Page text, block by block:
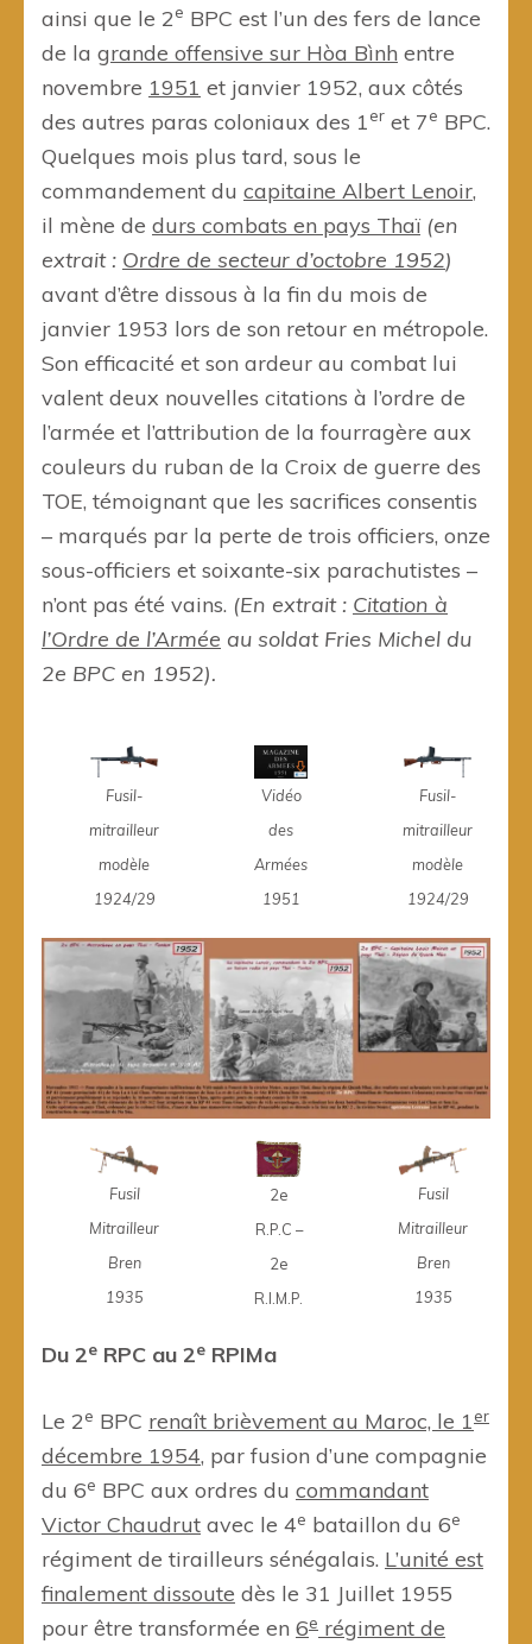
ainsi que le 2e BPC est l’un des fers de lance
de la grande offensive sur Hòa Bình entre
novembre 1951 et janvier 1952, aux côtés
des autres paras coloniaux des 1er et 7e BPC.
Quelques mois plus tard, sous le
commandement du capitaine Albert Lenoir,
il mène de durs combats en pays Thaï (en
extrait : Ordre de secteur d’octobre 1952)
avant d’être dissous à la fin du mois de
janvier 1953 lors de son retour en métropole.
Son efficacité et son ardeur au combat lui
valent deux nouvelles citations à l’ordre de
l’armée et l’attribution de la fourragère aux
couleurs du ruban de la Croix de guerre des
TOE, témoignant que les sacrifices consentis
– marqués par la perte de trois officiers, onze
sous-officiers et soixante-six parachutistes –
n’ont pas été vains. (En extrait : Citation à
l’Ordre de l’Armée au soldat Fries Michel du
2e BPC en 1952).
Fusil-
mitrailleur
modèle
1924/29
Vidéo
des
Armées
1951
Fusil-
mitrailleur
modèle
1924/29
Fusil
Mitrailleur
Bren
1935
2e
R.P.C –
2e
R.I.M.P.
Fusil
Mitrailleur
Bren
1935
Du 2e RPC au 2e RPIMa
Le 2e BPC renaît brièvement au Maroc, le 1er
décembre 1954, par fusion d’une compagnie
du 6e BPC aux ordres du commandant
Victor Chaudrut avec le 4e bataillon du 6e
régiment de tirailleurs sénégalais. L’unité est
finalement dissoute dès le 31 Juillet 1955
pour être transformée en 6e régiment de